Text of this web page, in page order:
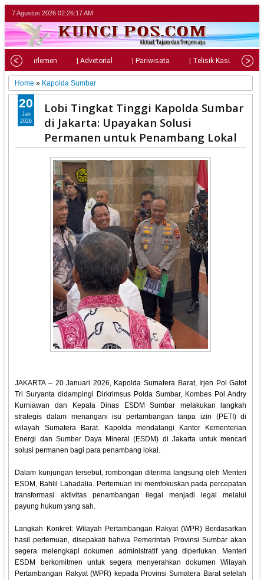
7 Agustus 2026 02:26:18 AM
| Parlemen | Advetorial | Pariwisata | Telisik Kasus
Home » Kapolda Sumbar
Lobi Tingkat Tinggi Kapolda Sumbar
di Jakarta: Upayakan Solusi
Permanen untuk Penambang Lokal
JAKARTA – 20 Januari 2026, Kapolda Sumatera Barat, Irjen Pol Gatot
Tri Suryanta didampingi Dirkrimsus Polda Sumbar, Kombes Pol Andry
Kurniawan dan Kepala Dinas ESDM Sumbar melakukan langkah
strategis dalam menangani isu pertambangan tanpa izin (PETI) di
wilayah Sumatera Barat. Kapolda mendatangi Kantor Kementerian
Energi dan Sumber Daya Mineral (ESDM) di Jakarta untuk mencari
solusi permanen bagi para penambang lokal.
‎Dalam kunjungan tersebut, rombongan diterima langsung oleh Menteri
ESDM, Bahlil Lahadalia. Pertemuan ini memfokuskan pada percepatan
transformasi aktivitas penambangan ilegal menjadi legal melalui
payung hukum yang sah.
‎Langkah Konkret: Wilayah Pertambangan Rakyat (WPR) Berdasarkan
hasil pertemuan, disepakati bahwa Pemerintah Provinsi Sumbar akan
segera melengkapi dokumen administratif yang diperlukan. Menteri
ESDM berkomitmen untuk segera menyerahkan dokumen Wilayah
Pertambangan Rakyat (WPR) kepada Provinsi Sumatera Barat setelah
20
Jan
2026